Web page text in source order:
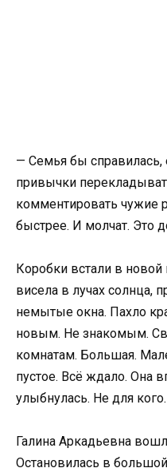
— Семья бы
привычки
комментировать чужие
быстрее. И молчат. Это
Коробки встали в
висела в лучах солнца,
немытые окна. Пахло
новым. Не знакомым.
комнатам. Большая.
пустое. Всё ждало. Она
улыбнулась. Не для
Галина Аркадьевна
Остановилась в